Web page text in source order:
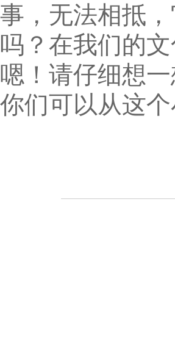
事，无法相抵
吗？在我们的
嗯！请仔细想
你们可以从这